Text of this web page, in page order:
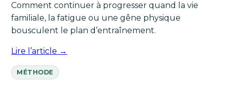
Comment continuer à progresser quand la vie
familiale, la fatigue ou une gêne physique
bousculent le plan d’entraînement.
Lire l’article →
MÉTHODE